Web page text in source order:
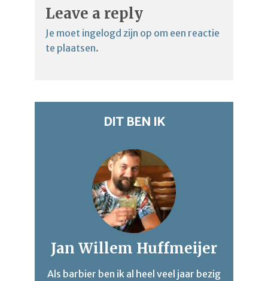
Leave a reply
Je moet ingelogd zijn op om een reactie
te plaatsen.
DIT BEN IK
Jan Willem Huffmeijer
Als barbier ben ik al heel veel jaar bezig